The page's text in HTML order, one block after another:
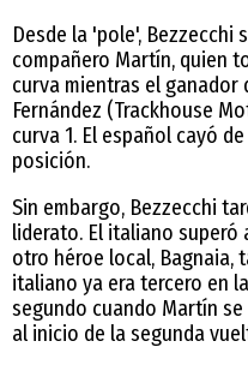
Desde la 'pole', Bezzecchi
compañero Martín, quien
curva mientras el ganador
Fernández (Trackhouse
curva 1. El español cayó
posición.
Sin embargo, Bezzecchi
liderato. El italiano superó
otro héroe local, Bagnaia,
italiano ya era tercero en
segundo cuando Martín
al inicio de la segunda